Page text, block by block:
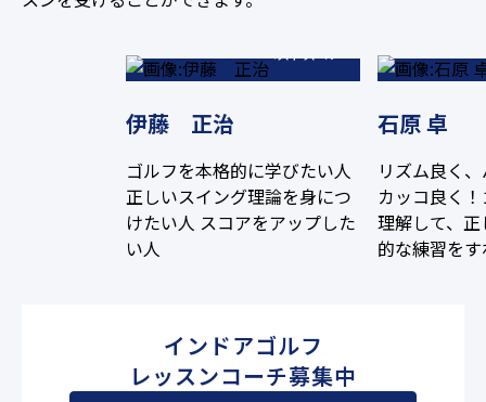
伊藤 正治
ゴルフを本格的に学びたい人
正しいスイング理論を身につ
けたい人 スコアをアップした
い人
石原 卓
リズム良く
カッコ良く
理解して、
的な練習を
インドアゴルフ
レッスンコーチ募集中